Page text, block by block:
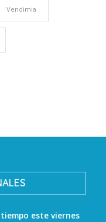
Vendimia
tiempo este viernes